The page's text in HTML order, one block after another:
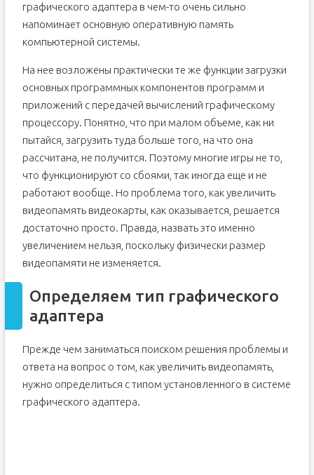
графического адаптера в чем-то очень сильно
напоминает основную оперативную память
компьютерной системы.
На нее возложены практически те же функции загрузки
основных программных компонентов программ и
приложений с передачей вычислений графическому
процессору. Понятно, что при малом объеме, как ни
пытайся, загрузить туда больше того, на что она
рассчитана, не получится. Поэтому многие игры не то,
что функционируют со сбоями, так иногда еще и не
работают вообще. Но проблема того, как увеличить
видеопамять видеокарты, как оказывается, решается
достаточно просто. Правда, назвать это именно
увеличением нельзя, поскольку физически размер
видеопамяти не изменяется.
Определяем тип графического
адаптера
Прежде чем заниматься поиском решения проблемы и
ответа на вопрос о том, как увеличить видеопамять,
нужно определиться с типом установленного в системе
графического адаптера.